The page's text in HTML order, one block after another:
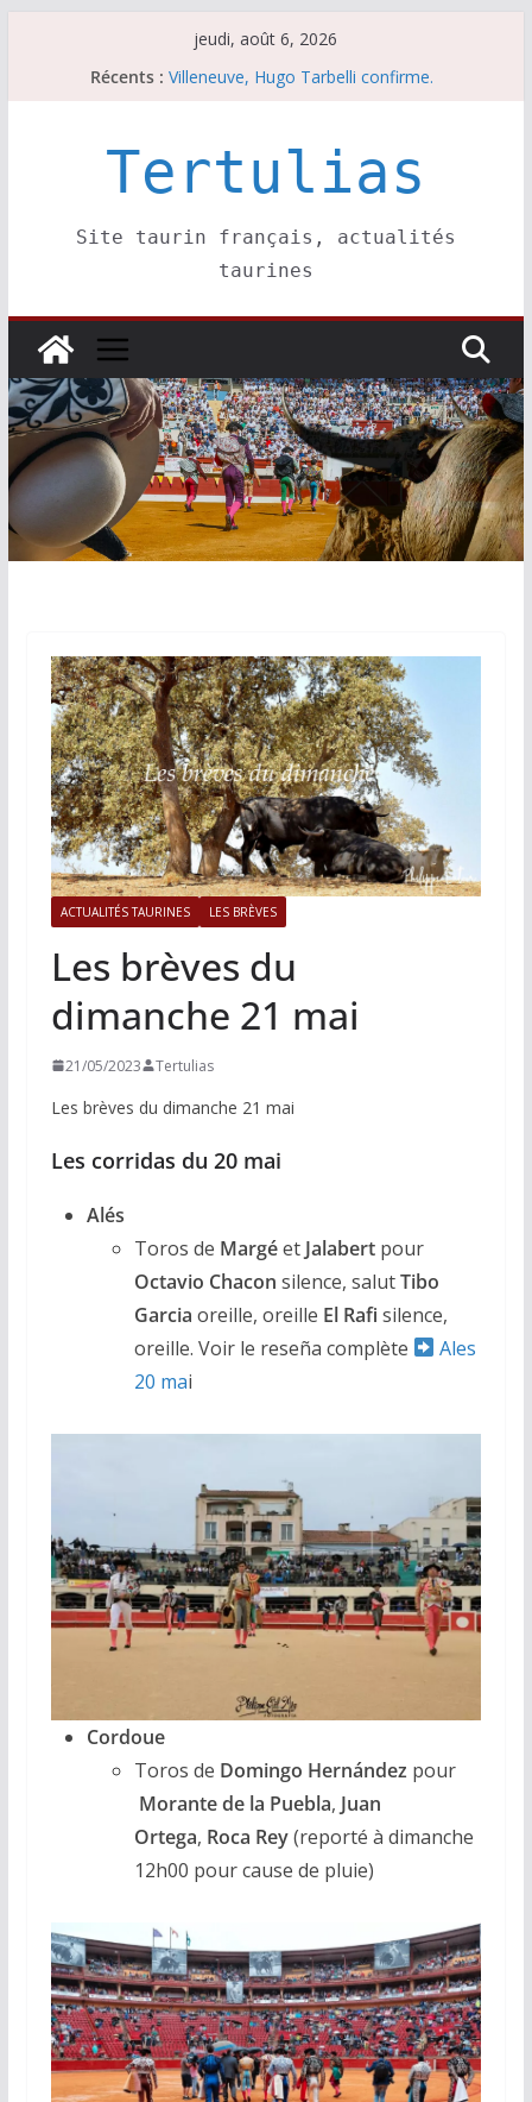
jeudi, août 6, 2026
Récents : Les brèves du mercredi 5 août
La Sokamuturra de Pasai Donibane
Les brèves du jeudi 6 août
Tertulias
Site taurin français, actualités
taurines
ACTUALITÉS TAURINES LES BRÈVES
Les brèves du
dimanche 21 mai
21/05/2023 Tertulias
Les brèves du dimanche 21 mai
Les corridas du 20 mai
Alés
Toros de Margéet Jalabertpour
Octavio Chacon silence, salutTibo
Garcia oreille, oreille El Rafi silence,
oreille. Voir le reseña complète
Ales
20 mai
Cordoue
Toros de Domingo Hernández pour
Morante de la Puebla, Juan
Ortega, Roca Rey(reporté à dimanche
12h00 pour cause de pluie)